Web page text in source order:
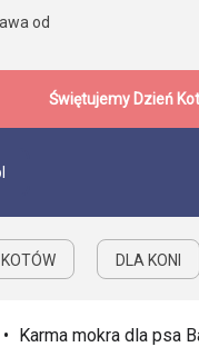
od
Świętujemy Dzień
DLA KONI
• Karma mokra dla psa